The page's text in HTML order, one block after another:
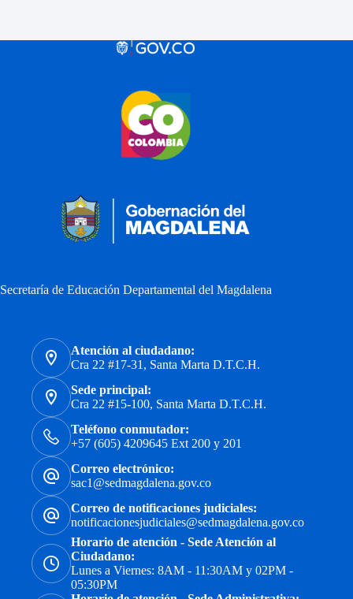
Secretaría de Educación Departamental del Magdalena
Atención al ciudadano:
Cra 22 #17-31, Santa Marta D.T.C.H.
Sede principal:
Cra 22 #15-100, Santa Marta D.T.C.H.
Teléfono conmutador:
+57 (605) 4209645 Ext 200 y 201
Correo electrónico:
sac1@sedmagdalena.gov.co
Correo de notificaciones judiciales:
notificacionesjudiciales@sedmagdalena.gov.co
Horario de atención - Sede Atención al
Ciudadano:
Lunes a Viernes: 8AM - 11:30AM y 02PM -
05:30PM